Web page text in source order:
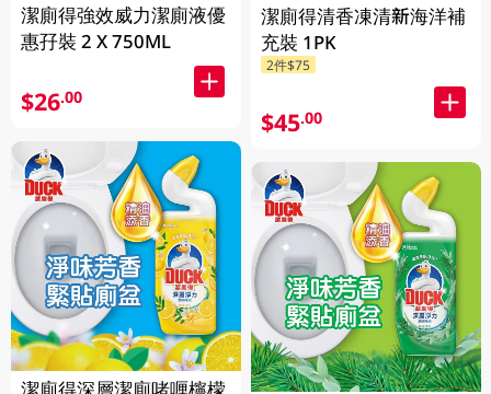
潔廁得強效威力潔廁液優
惠孖裝 2 X 750ML
$26.00
潔廁得深層潔廁啫喱檸檬
潔廁得清香凍清新海洋補
充裝 1PK
2件$75
$45.00